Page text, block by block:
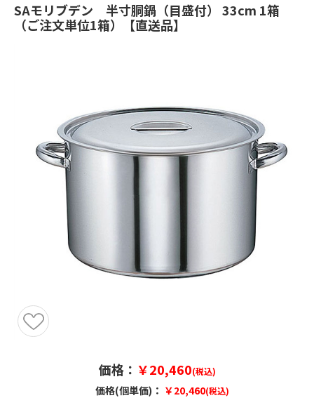
SAモリブデン 半寸胴鍋（目盛付） 33cm 1箱
（ご注文単位1箱）【直送品】
価格： ￥20,460(税込)
価格(個単価)： ￥20,460(税込)